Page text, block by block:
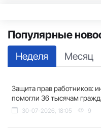
Популярные
Неделя Месяц
Защита прав работников:
помогли 36 тысячам
30-07-2026, 18:05 9